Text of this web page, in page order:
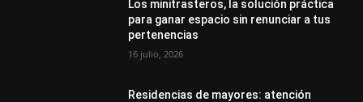
Los minitrasteros, la solución práctica
para ganar espacio sin renunciar a tus
pertenencias
16 julio, 2026
Residencias de mayores: atención